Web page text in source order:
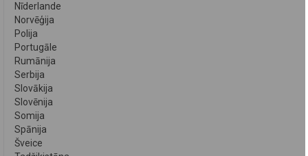
Nīderlande
Norvēģija
Polija
Portugāle
Rumānija
Serbija
Slovākija
Slovēnija
Somija
Spānija
Šveice